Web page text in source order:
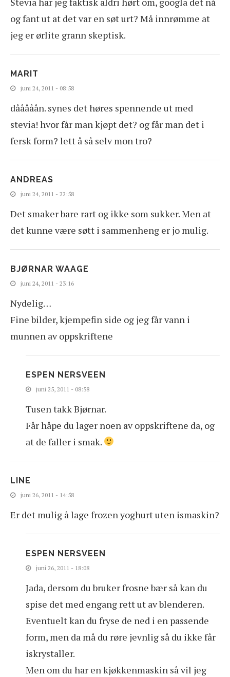
og fant ut at det var en søt urt? Må innrømme at
jeg er ørlite grann skeptisk.
MARIT
juni 24, 2011 - 08:58
dååååån. synes det høres spennende ut med
stevia! hvor får man kjøpt det? og får man det i
fersk form? lett å så selv mon tro?
ANDREAS
juni 24, 2011 - 22:58
Det smaker bare rart og ikke som sukker. Men at
det kunne være søtt i sammenheng er jo mulig.
BJØRNAR WAAGE
juni 24, 2011 - 23:16
Nydelig…
Fine bilder, kjempefin side og jeg får vann i
munnen av oppskriftene
ESPEN NERSVEEN
juni 25, 2011 - 08:58
Tusen takk Bjørnar.
Får håpe du lager noen av oppskriftene da, og
at de faller i smak.
LINE
juni 26, 2011 - 14:58
Er det mulig å lage frozen yoghurt uten ismaskin?
ESPEN NERSVEEN
juni 26, 2011 - 18:08
Jada, dersom du bruker frosne bær så kan du
spise det med engang rett ut av blenderen.
Eventuelt kan du fryse de ned i en passende
form, men da må du røre jevnlig så du ikke får
iskrystaller.
Men om du har en kjøkkenmaskin så vil jeg